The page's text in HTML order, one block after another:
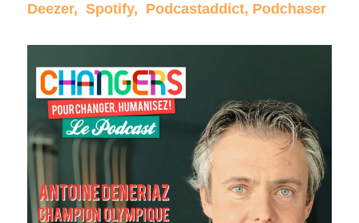
Deezer, Spotify, Podcastaddict, Podchaser